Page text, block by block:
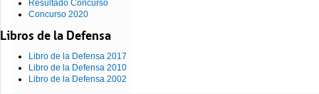
Resultado Concurso
Concurso 2020
Libros de la Defensa
Libro de la Defensa 2017
Libro de la Defensa 2010
Libro de la Defensa 2002